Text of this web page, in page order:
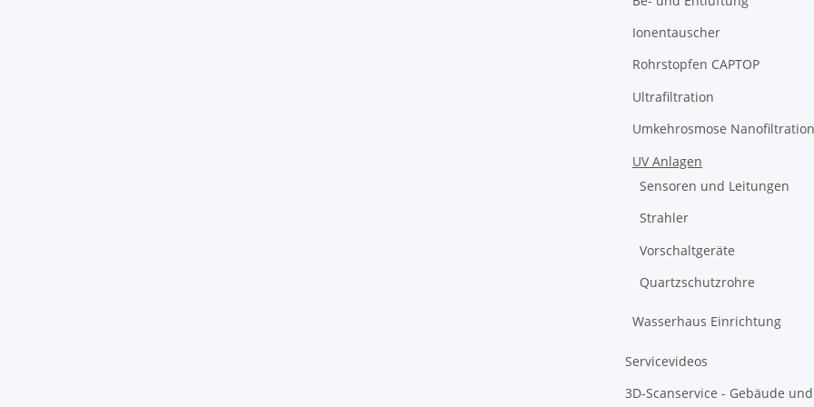
Ionentauscher
Rohrstopfen CAPTOP
Ultrafiltration
Umkehrosmose Nanofiltration
UV Anlagen
Sensoren und Leitungen
Strahler
Vorschaltgeräte
Quartzschutzrohre
Wasserhaus Einrichtung
Servicevideos
3D-Scanservice - Gebäude und